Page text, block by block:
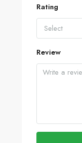
Rating
Select
Review